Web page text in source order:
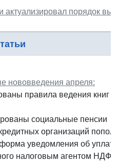
актуализировал порядок
нововведения апреля:
правила ведения книг
социальные пенсии
организаций
уведомления об
налоговым агентом НДФЛ